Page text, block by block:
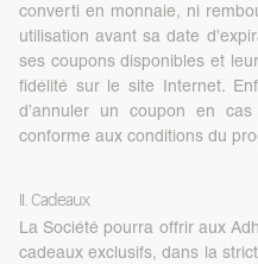
converti en monnaie, ni
utilisation avant sa date
ses coupons disponibles et
fidélité sur le site Internet.
d’annuler un coupon en cas
conforme aux conditions du
II. Cadeaux
La Société pourra offrir aux
cadeaux exclusifs, dans la